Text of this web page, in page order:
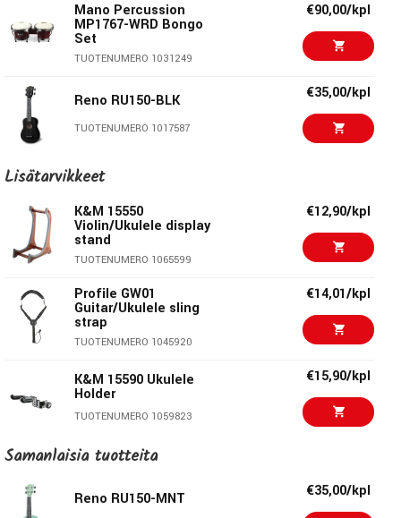
Reno RU150-CS €35,00/kpl
Reno RU300-CS €39,50/kpl
Reno RU300-RED
TUOTENUMERO 1039740
Mano Percussion
MP1767-WRD Bongo
Set
TUOTENUMERO 1031249
€90,00/kpl
Reno RU150-BLK
TUOTENUMERO 1017587
€35,00/kpl
AMP TF-2 2m
Balanced signal cable
TUOTENUMERO 1031960
Roland GO:Keys 3
Midnight Blue
TUOTENUMERO 1084738
€355,00/kpl
K&M 25960
Microphone Stand
€65,00/kpl
Keyboard Stand
€85,00/kpl
Microphone Stand
€53,00/kpl
Lisätarvikkeet
K&M 15550
Violin/Ukulele display
stand
TUOTENUMERO 1065599
€12,90/kpl
Profile GW01
Guitar/Ukulele sling
strap
TUOTENUMERO 1045920
€14,01/kpl
K&M 15590 Ukulele
Holder
TUOTENUMERO 1059823
€15,90/kpl
Hercules USP-10WB
TUOTENUMERO 1068914
Samanlaisia ​​tuotteita
Reno RU150-MNT €35,00/kpl